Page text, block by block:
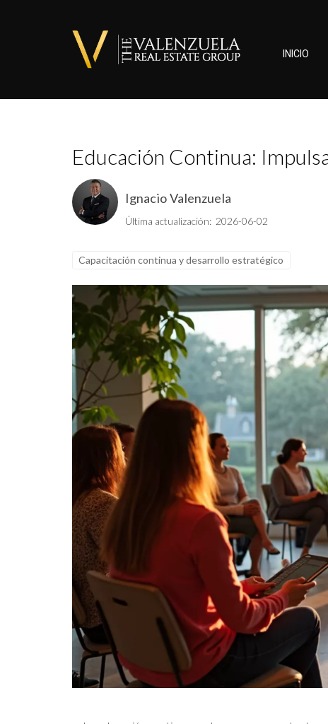
INICIO
Educación Continua:
Ignacio Valenzuela
Última actualización: 2026-06-02
Capacitación continua y desarrollo estratégico